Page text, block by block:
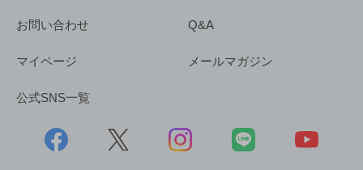
お問い合わせ Q&A
マイページ メールマガジン
公式SNS一覧